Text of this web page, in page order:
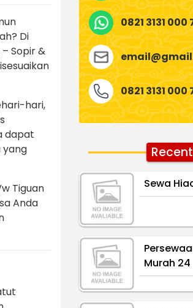
Di
Sopir &
hari,
dapat
yang
Tiguan
Anda
0821 3131 000
0821 3131 000
Sewa
Murah